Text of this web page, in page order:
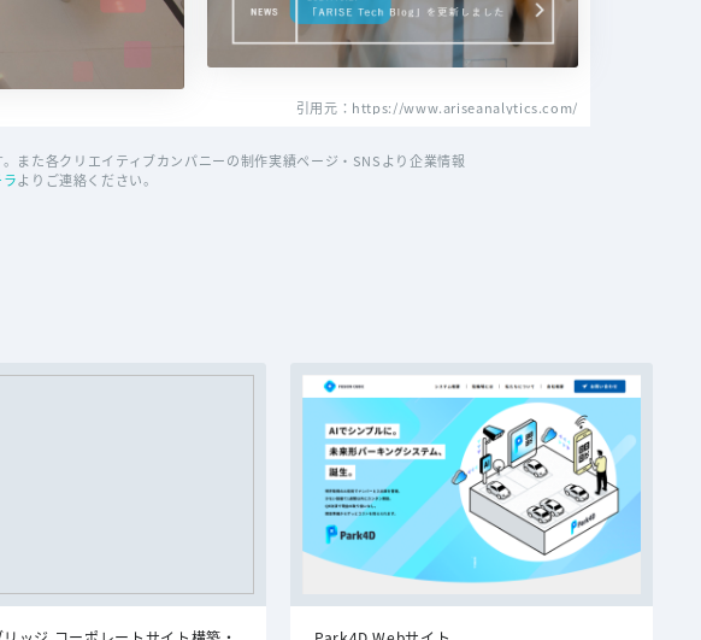
引用元：https://www.ariseanalytics.com/
また各クリエイティブカンパニーの制作実績ページ・SNSより企業情報
よりご連絡ください。